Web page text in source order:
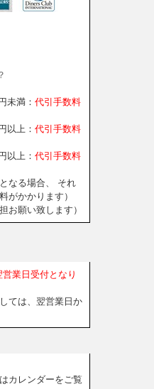
未満： 代引手数料
以上： 代引手数料
以上： 代引手数料
なる場合、 それ
がかかります）
お願い致します）
業日受付となり
ては、翌営業日か
カレンダーをご覧